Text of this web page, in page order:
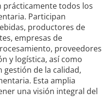
prácticamente todos los
Participan
productores de
empresas de
proveedores
y logística, así como
gestión de la calidad,
Esta amplia
una visión integral del